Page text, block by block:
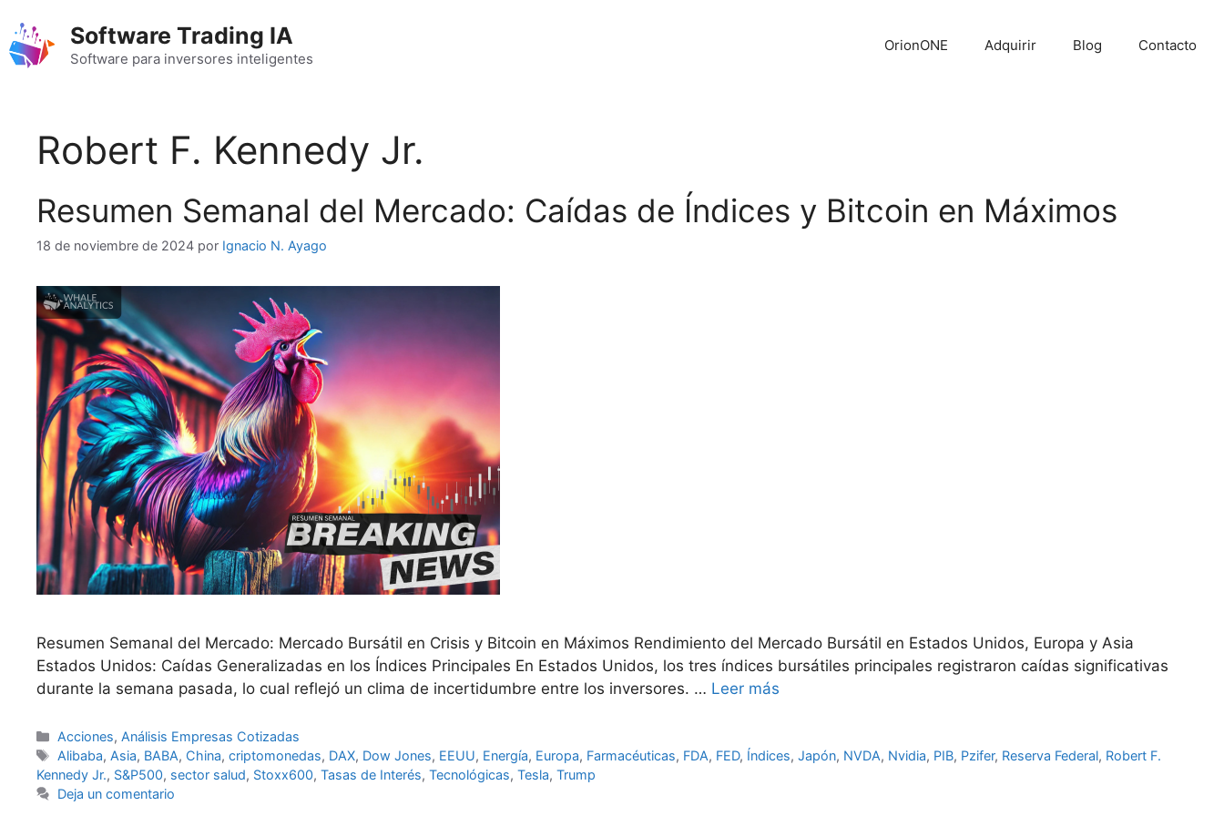
contenido
Software Trading IA
Software para inversores inteligentes
OrionONE Adquirir Blog Contacto
Robert F. Kennedy Jr.
Resumen Semanal del Mercado: Caídas de Índices y Bitcoin en Máximos
18 de noviembre de 2024 por Ignacio N. Ayago
Resumen Semanal del Mercado: Mercado Bursátil en Crisis y Bitcoin en Máximos Rendimiento del Mercado Bursátil en Estados Unidos, Europa y Asia
Estados Unidos: Caídas Generalizadas en los Índices Principales En Estados Unidos, los tres índices bursátiles principales registraron caídas significativas
durante la semana pasada, lo cual reflejó un clima de incertidumbre entre los inversores. … Leer más
Categorías
Acciones, Análisis Empresas Cotizadas
Etiquetas
Alibaba, Asia, BABA, China,criptomonedas, DAX, Dow Jones, EEUU, Energía, Europa, Farmacéuticas, FDA, FED, Índices,Japón, NVDA, Nvidia, PIB, Pzifer, Reserva Federal, Robert F.
Kennedy Jr., S&P500, sector salud, Stoxx600, Tasas de Interés, Tecnológicas, Tesla, Trump
Deja un comentario